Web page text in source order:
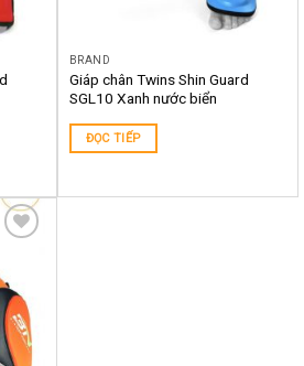
BRAND
Giáp chân Twins Shin Guard
SGL10 Xanh nước biển
ĐỌC TIẾP